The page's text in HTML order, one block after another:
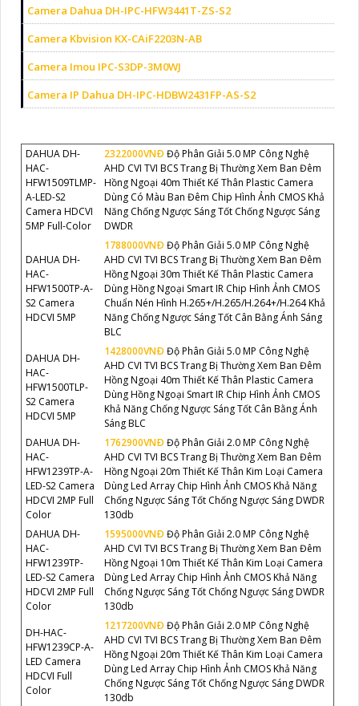
Camera Dahua DH-IPC-HFW3441T-ZS-S2
Camera Kbvision KX-CAiF2203N-AB
Camera Imou IPC-S3DP-3M0WJ
Camera IP Dahua DH-IPC-HDBW2431FP-AS-S2
DAHUA DH-
HAC-
HFW1509TLMP-
A-LED-S2
Camera HDCVI
5MP Full-Color
2322000VNÐ Độ Phân Giải 5.0 MP Công Nghệ
AHD CVI TVI BCS Trang Bị Thường Xem Ban Đêm
Hồng Ngoại 40m Thiết Kế Thân Plastic Camera
Dùng Có Màu Ban Đêm Chip Hình Ảnh CMOS Khả
Năng Chống Ngược Sáng Tốt Chống Ngược Sáng
DWDR
DAHUA DH-
HAC-
HFW1500TP-A-
S2 Camera
HDCVI 5MP
1788000VNÐ Độ Phân Giải 5.0 MP Công Nghệ
AHD CVI TVI BCS Trang Bị Thường Xem Ban Đêm
Hồng Ngoại 30m Thiết Kế Thân Plastic Camera
Dùng Hồng Ngoại Smart IR Chip Hình Ảnh CMOS
Chuẩn Nén Hình H.265+/H.265/H.264+/H.264 Khả
Năng Chống Ngược Sáng Tốt Cân Bằng Ánh Sáng
BLC
DAHUA DH-
HAC-
HFW1500TLP-
S2 Camera
HDCVI 5MP
1428000VNÐ Độ Phân Giải 5.0 MP Công Nghệ
AHD CVI TVI BCS Trang Bị Thường Xem Ban Đêm
Hồng Ngoại 40m Thiết Kế Thân Plastic Camera
Dùng Hồng Ngoại Smart IR Chip Hình Ảnh CMOS
Khả Năng Chống Ngược Sáng Tốt Cân Bằng Ánh
Sáng BLC
DAHUA DH-
HAC-
HFW1239TP-A-
LED-S2 Camera
HDCVI 2MP Full
Color
1762900VNÐ Độ Phân Giải 2.0 MP Công Nghệ
AHD CVI TVI BCS Trang Bị Thường Xem Ban Đêm
Hồng Ngoại 20m Thiết Kế Thân Kim Loại Camera
Dùng Led Array Chip Hình Ảnh CMOS Khả Năng
Chống Ngược Sáng Tốt Chống Ngược Sáng DWDR
130db
DAHUA DH-
HAC-
HFW1239TP-
LED-S2 Camera
HDCVI 2MP Full
Color
1595000VNÐ Độ Phân Giải 2.0 MP Công Nghệ
AHD CVI TVI BCS Trang Bị Thường Xem Ban Đêm
Hồng Ngoại 10m Thiết Kế Thân Kim Loại Camera
Dùng Led Array Chip Hình Ảnh CMOS Khả Năng
Chống Ngược Sáng Tốt Chống Ngược Sáng DWDR
130db
DH-HAC-
HFW1239CP-A-
LED Camera
HDCVI Full
Color
1217200VNÐ Độ Phân Giải 2.0 MP Công Nghệ
AHD CVI TVI BCS Trang Bị Thường Xem Ban Đêm
Hồng Ngoại 20m Thiết Kế Thân Kim Loại Camera
Dùng Led Array Chip Hình Ảnh CMOS Khả Năng
Chống Ngược Sáng Tốt Chống Ngược Sáng DWDR
130db